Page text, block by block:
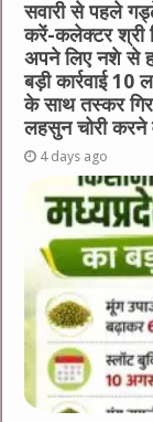
सवारी से पहले
करें-कलेक्टर श्री
अपने लिए नशे से
बड़ी कार्रवाई
के साथ तस्कर
लहसुन चोरी करने
4 days ago